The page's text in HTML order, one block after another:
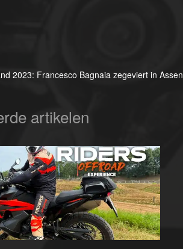
2023: Francesco Bagnaia zegeviert in Assen
artikelen